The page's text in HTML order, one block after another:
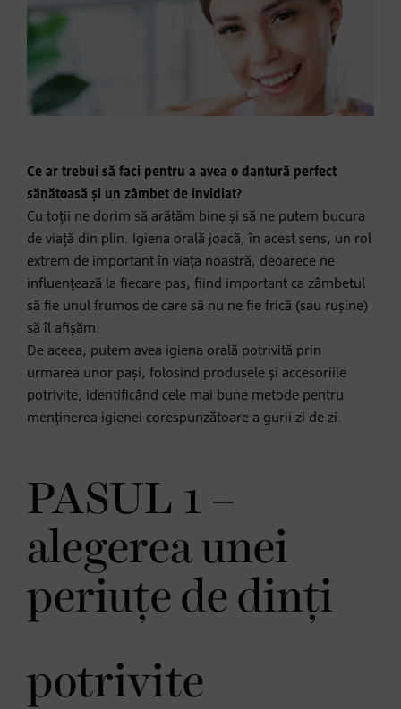
Ce ar trebui să faci pentru a avea o dantură perfect
sănătoasă și un zâmbet de invidiat?
Cu toții ne dorim să arătăm bine și să ne putem bucura
de viață din plin. Igiena orală joacă, în acest sens, un rol
extrem de important în viața noastră, deoarece ne
influențează la fiecare pas, fiind important ca zâmbetul
să fie unul frumos de care să nu ne fie frică (sau rușine)
să îl afișăm.
De aceea, putem avea igiena orală potrivită prin
urmarea unor pași, folosind produsele și accesoriile
potrivite, identificând cele mai bune metode pentru
menținerea igienei corespunzătoare a gurii zi de zi.
PASUL 1 –
alegerea unei
periuțe de dinți
potrivite